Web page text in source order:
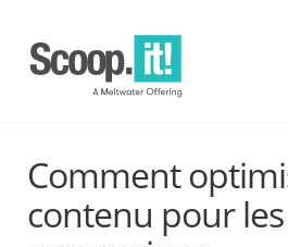
Comment
contenu pour les